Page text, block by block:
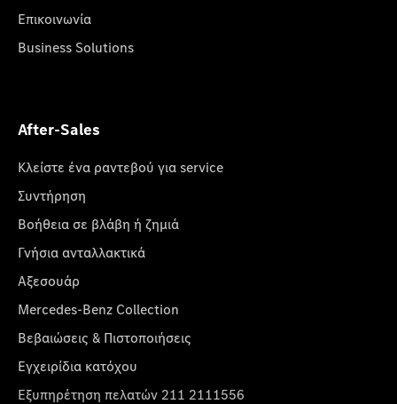
Επικοινωνία
Business Solutions
After-Sales
Κλείστε ένα ραντεβού για service
Συντήρηση
Βοήθεια σε βλάβη ή ζημιά
Γνήσια ανταλλακτικά
Αξεσουάρ
Mercedes-Benz Collection
Βεβαιώσεις & Πιστοποιήσεις
Εγχειρίδια κατόχου
Εξυπηρέτηση πελατών 211 2111556